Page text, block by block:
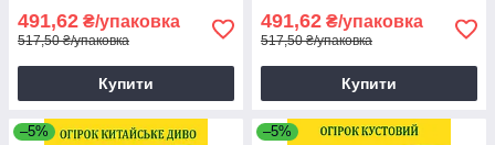
491,62 ₴/упаковка
517,50 ₴/упаковка
Купити
491,62 ₴/упаковка
517,50 ₴/упаковка
Купити
–5% –5%